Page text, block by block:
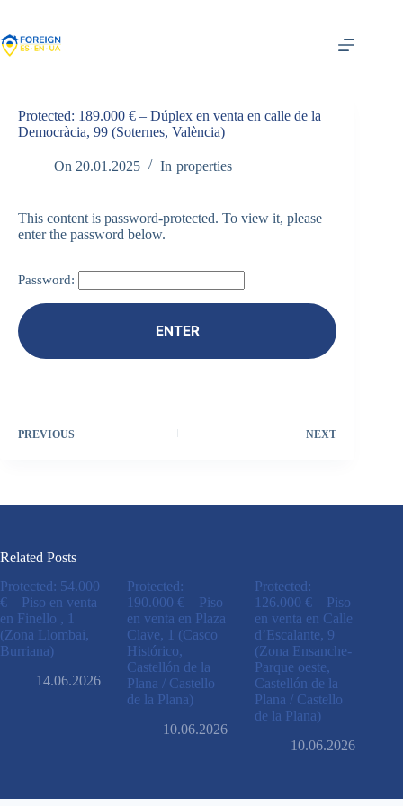
content
Protected: 189.000 € – Dúplex en venta en calle de la
Democràcia, 99 (Soternes, València)
On 20.01.2025 In properties
This content is password-protected. To view it, please
enter the password below.
Password:
PREVIOUS NEXT
Related Posts
Protected: 54.000
€ – Piso en venta
en Finello , 1
(Zona Llombai,
Burriana)
14.06.2026
Protected:
190.000 € – Piso
en venta en Plaza
Clave, 1 (Casco
Histórico,
Castellón de la
Plana / Castello
de la Plana)
10.06.2026
Protected:
126.000 € – Piso
en venta en Calle
d’Escalante, 9
(Zona Ensanche-
Parque oeste,
Castellón de la
Plana / Castello
de la Plana)
10.06.2026